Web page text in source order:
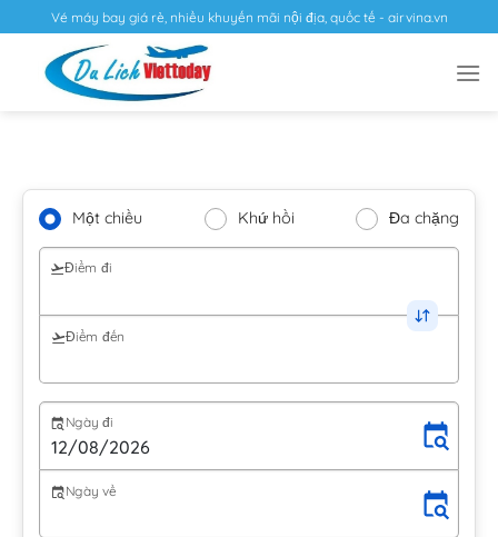
Vé máy bay giá rẻ, nhiều khuyến mãi nội địa, quốc tế - airvina.vn
Một chiều Khứ hồi Đa chặng
Điểm đi
Điểm đến
Ngày đi
Ngày về